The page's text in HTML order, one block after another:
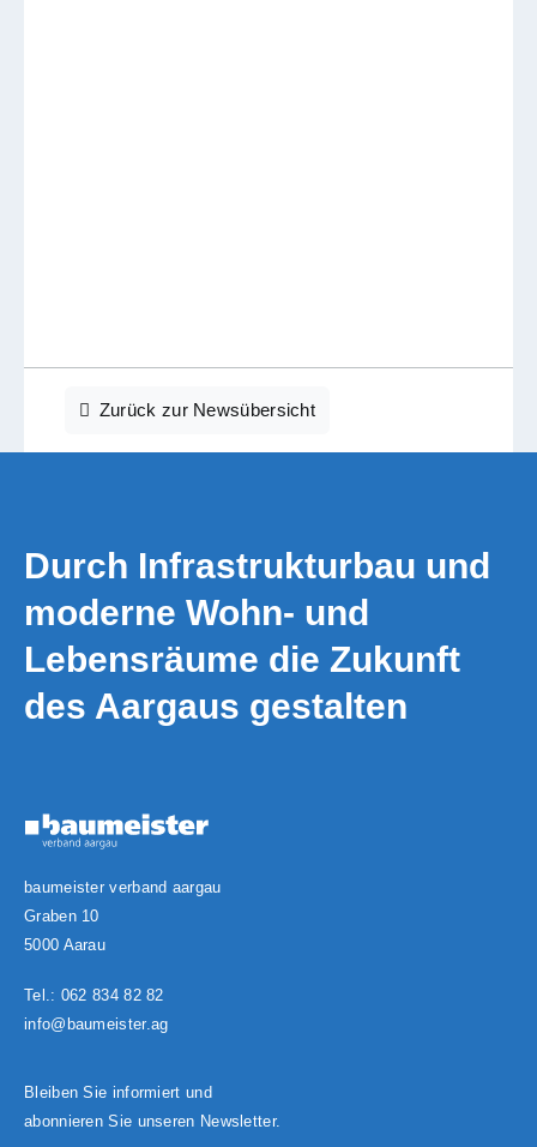
Zurück zur Newsübersicht
Durch Infrastrukturbau und
moderne Wohn- und
Lebensräume die Zukunft
des Aargaus gestalten
baumeister verband aargau
Graben 10
5000 Aarau
Tel.: 062 834 82 82
info@baumeister.ag
Bleiben Sie informiert und
abonnieren Sie unseren Newsletter.